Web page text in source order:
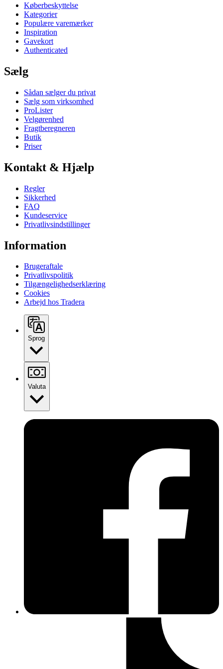
Køberbeskyttelse
Kategorier
Populære varemærker
Inspiration
Gavekort
Authenticated
Sælg
Sådan sælger du privat
Sælg som virksomhed
ProLister
Velgørenhed
Fragtberegneren
Butik
Priser
Kontakt & Hjælp
Regler
Sikkerhed
FAQ
Kundeservice
Privatlivsindstillinger
Information
Brugeraftale
Privatlivspolitik
Tilgængelighedserklæring
Cookies
Arbejd hos Tradera
Sprog
Valuta